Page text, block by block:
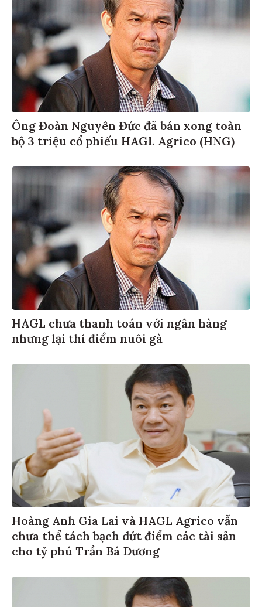
Ông Đoàn Nguyên Đức đã bán xong toàn
bộ 3 triệu cổ phiếu HAGL Agrico (HNG)
HAGL chưa thanh toán với ngân hàng
nhưng lại thí điểm nuôi gà
Hoàng Anh Gia Lai và HAGL Agrico vẫn
chưa thể tách bạch dứt điểm các tài sản
cho tỷ phú Trần Bá Dương